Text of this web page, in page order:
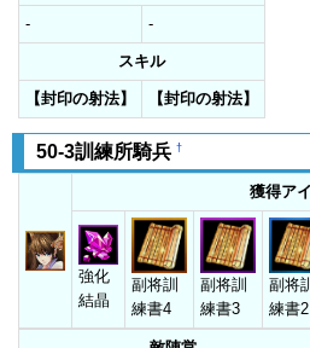
- -
スキル
【封印の射法】 【封印の射法】
50-3訓練所騎兵 †
獲得ア
強化
結晶
副将訓
練書4
副将訓
練書3
副将
練書2